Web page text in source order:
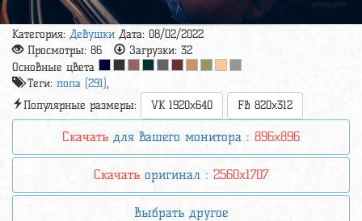
Категория: Девушки Дата: 08/02/2022
Просмотры: 86 Загрузки: 32
Основные цвета
Теги: попа (291),
Популярные размеры:
VK 1920x640 FB 820x312
Скачать для вашего монитора : 896x896
Скачать оригинал : 2560x1707
Выбрать другое